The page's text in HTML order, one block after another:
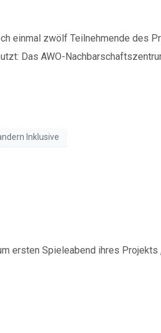
einmal zwölf Teilnehmende des
Das AWO-
Inklusive
ersten Spieleabend ihres Projekts
NOLADE2HXXX